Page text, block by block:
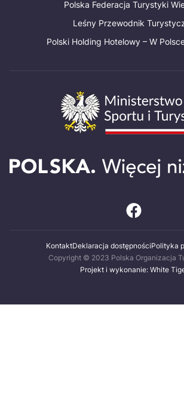
Polska Federacja Turystyki
Leśny Przewodnik
Polski Holding Hotelowy – W
KontaktDeklaracja dostępnościPolityka
Copyright © 2023 Polska Organizacja
Projekt i wykonanie: White